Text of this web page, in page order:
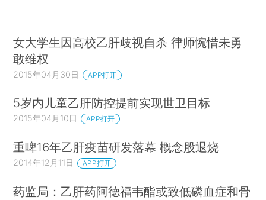
女大学生因高校乙肝歧视自杀 律师惋惜未勇
敢维权
2015年04月30日 APP打开
5岁内儿童乙肝防控提前实现世卫目标
2015年04月10日 APP打开
重啤16年乙肝疫苗研发落幕 概念股退烧
2014年12月11日 APP打开
药监局：乙肝药阿德福韦酯或致低磷血症和骨